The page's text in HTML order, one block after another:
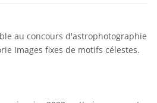
au concours d'astrophotographie
Images fixes de motifs célestes.